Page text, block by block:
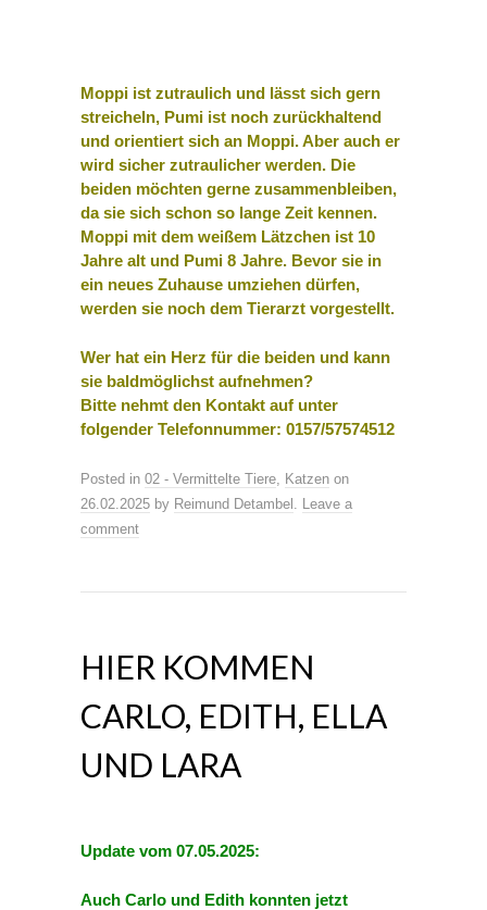
Moppi ist zutraulich und lässt sich gern
streicheln, Pumi ist noch zurückhaltend
und orientiert sich an Moppi. Aber auch er
wird sicher zutraulicher werden. Die
beiden möchten gerne zusammenbleiben,
da sie sich schon so lange Zeit kennen.
Moppi mit dem weißem Lätzchen ist 10
Jahre alt und Pumi 8 Jahre. Bevor sie in
ein neues Zuhause umziehen dürfen,
werden sie noch dem Tierarzt vorgestellt.
Wer hat ein Herz für die beiden und kann
sie baldmöglichst aufnehmen?
Bitte nehmt den Kontakt auf unter
folgender Telefonnummer: 0157/57574512
Posted in 02 - Vermittelte Tiere, Katzen on
26.02.2025 by Reimund Detambel . Leave a
comment
HIER KOMMEN
CARLO, EDITH, ELLA
UND LARA
Update vom 07.05.2025:
Auch Carlo und Edith konnten jetzt